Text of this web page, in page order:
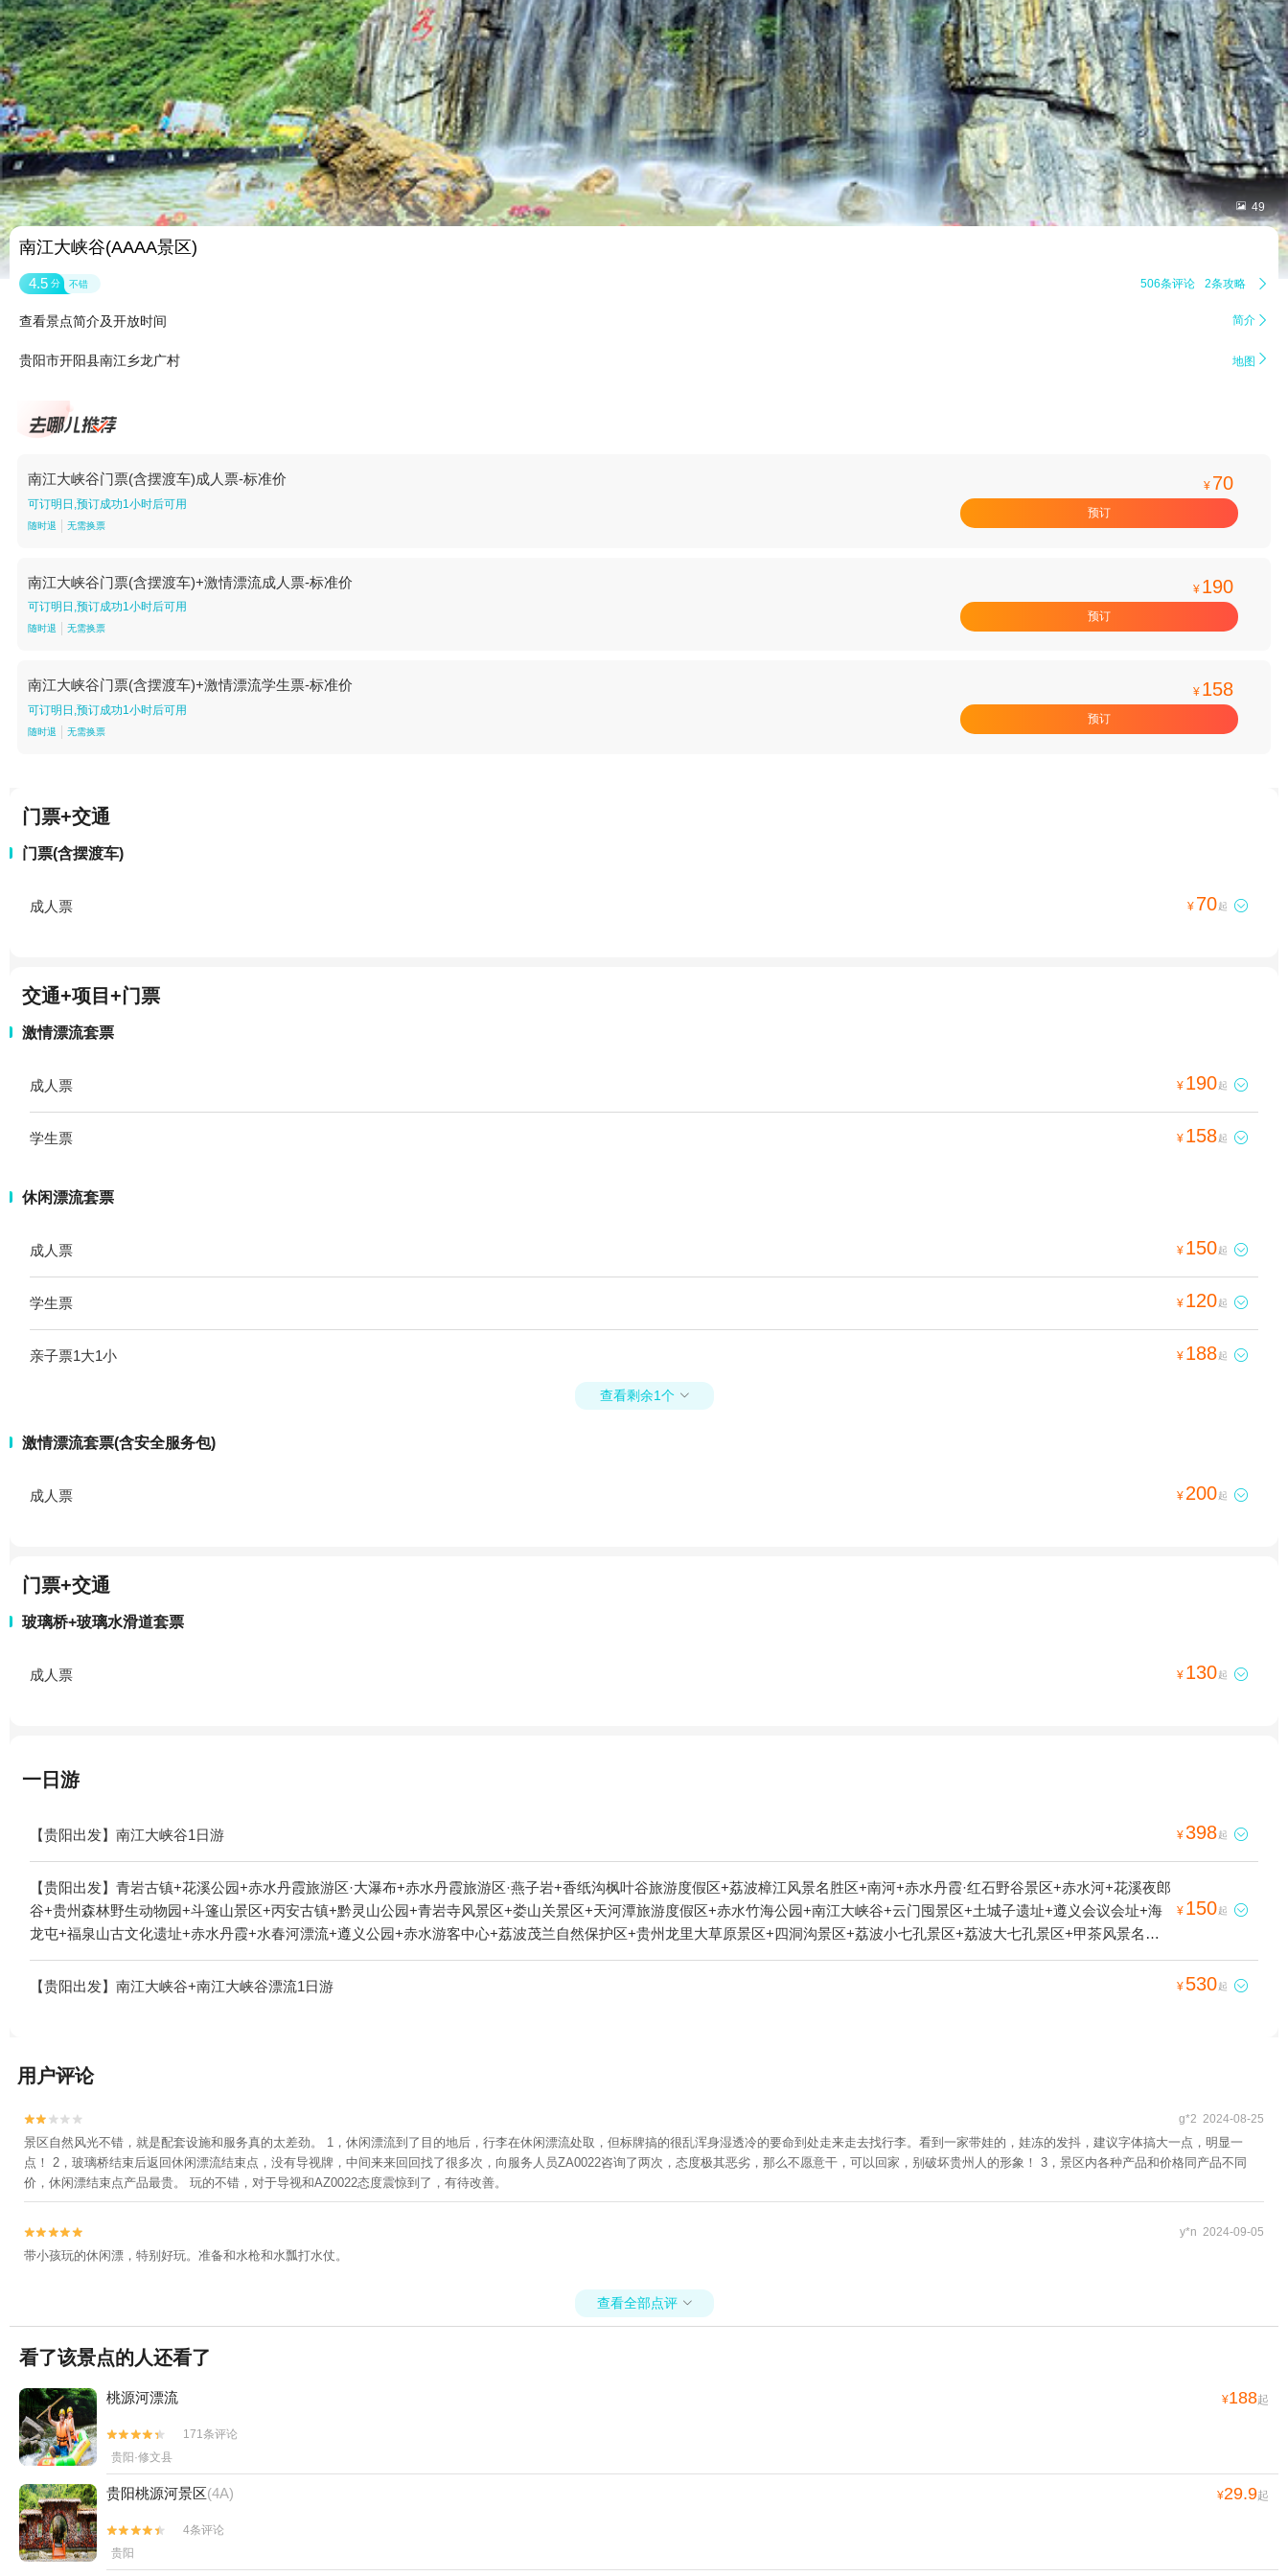
 49
南江大峡谷(AAAA景区)
4.5 分 不错 506条评论 2条攻略 
查看景点简介及开放时间 简介 
贵阳市开阳县南江乡龙广村 地图 
南江大峡谷门票(含摆渡车)成人票-标准价
可订明日,预订成功1小时后可用
随时退 无需换票
¥ 70
预订
南江大峡谷门票(含摆渡车)+激情漂流成人票-标准价
可订明日,预订成功1小时后可用
随时退 无需换票
¥ 190
预订
南江大峡谷门票(含摆渡车)+激情漂流学生票-标准价
可订明日,预订成功1小时后可用
随时退 无需换票
¥ 158
预订
门票+交通
门票(含摆渡车)
成人票 ¥ 70起 
交通+项目+门票
激情漂流套票
成人票 ¥ 190起 
学生票 ¥ 158起 
休闲漂流套票
成人票 ¥ 150起 
学生票 ¥ 120起 
亲子票1大1小 ¥ 188起 
查看剩余1个 
激情漂流套票(含安全服务包)
成人票 ¥ 200起 
门票+交通
玻璃桥+玻璃水滑道套票
成人票 ¥ 130起 
一日游
【贵阳出发】南江大峡谷1日游 ¥398起 
【贵阳出发】青岩古镇+花溪公园+赤水丹霞旅游区·大瀑布+赤水丹霞旅游区·燕子岩+香纸沟枫叶谷旅游度假区+荔波樟江风景名胜区+南河+赤水丹霞·红石野谷景区+赤水河+花溪夜郎
谷+贵州森林野生动物园+斗篷山景区+丙安古镇+黔灵山公园+青岩寺风景区+娄山关景区+天河潭旅游度假区+赤水竹海公园+南江大峡谷+云门囤景区+土城子遗址+遵义会议会址+海
龙屯+福泉山古文化遗址+赤水丹霞+水春河漂流+遵义公园+赤水游客中心+荔波茂兰自然保护区+贵州龙里大草原景区+四洞沟景区+荔波小七孔景区+荔波大七孔景区+甲茶风景名胜
区+贵阳欢乐世界+荔波联山湾+天下第一壶中国茶文化博览园+四渡赤水纪念馆+紫林山国际旅游度假区+瑶山古寨+茶海生态园+赤水丹霞旅游区·佛光岩+遵义会议会址—已下线+猴耳
天坑·极限酷玩公园+红果树+双门峡中国诗歌谷+贵州紫林山国际旅游度假区+十二背后·清溪峡景区+荔波四季花海+时光贵州古镇+贵阳珍珠岛度假中心+香纸沟枫叶谷旅游度假区-已
坑·极限酷玩公园-已下线+杉木湖景区+太阳坪映山红景区+正安桃花源记景区+天河潭艺术灯光展+赤水白云山国际旅游风景区+小七孔桥+红军四渡赤水纪念园+巫山峡谷旅游景区-已
+贵州乌江寨国际旅游度假区+路游憩·绿博园露营地+遵义古城+荔波古镇+贵阳桃源河景区+平塘风景区+贵州酒仙洞景区+平塘天硐+赤水湾古镇+中国天眼·星游记场馆+十二背后·双
河谷景区--已下线+天河潭旅游度假区奇幻谷+中国茶海景区(湄潭茶海)+务川开心无动力乐园-已下线+贵州长征文化数字艺术馆(红飘带)+龙里油画大草原滑雪场+多彩贵州城+多彩欢
乐谷+自在野奢温泉私汤小院+恐龙小镇+十二背后·双河洞景区+南江大峡谷漂流1日游
¥ 150起 
【贵阳出发】南江大峡谷+南江大峡谷漂流1日游 ¥ 530起 
用户评论

 g*2 2024-08-25
景区自然风光不错，就是配套设施和服务真的太差劲。 1，休闲漂流到了目的地后，行李在休闲漂流处取，但标牌搞的很乱浑身湿透冷的要命到处走来走去找行李。看到一家带娃的，娃冻的发抖，建议字体搞大一点，明显一
点！ 2，玻璃桥结束后返回休闲漂流结束点，没有导视牌，中间来来回回找了很多次，向服务人员ZA0022咨询了两次，态度极其恶劣，那么不愿意干，可以回家，别破坏贵州人的形象！ 3，景区内各种产品和价格同产品不同
价，休闲漂结束点产品最贵。 玩的不错，对于导视和AZ0022态度震惊到了，有待改善。

 y*n 2024-09-05
带小孩玩的休闲漂，特别好玩。准备和水枪和水瓢打水仗。
查看全部点评 
看了该景点的人还看了
桃源河漂流 ¥188起


171条评论
贵阳·修文县
贵阳桃源河景区(4A) ¥29.9起


4条评论
贵阳